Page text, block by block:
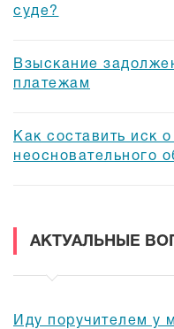
суде?
Взыскание
платежам
Как составить иск
неосновательного
АКТУАЛЬНЫЕ
Иду поручителем у